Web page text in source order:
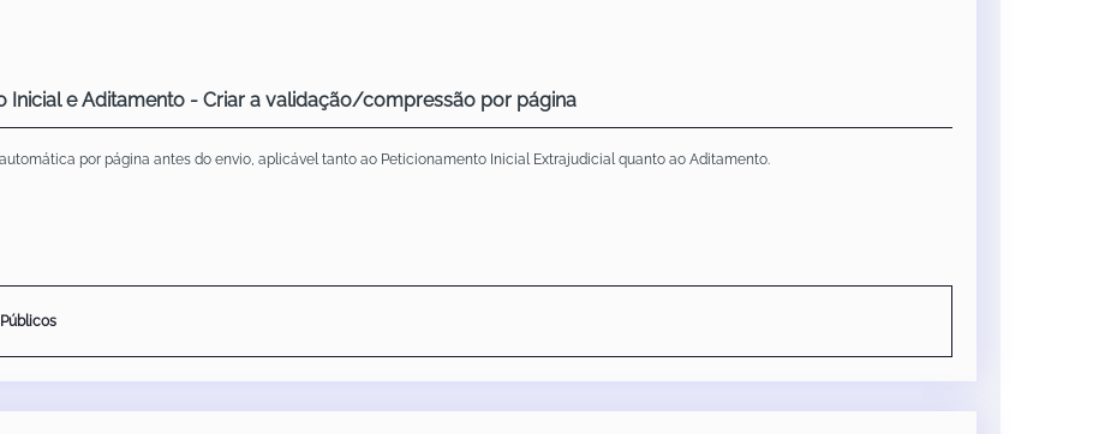
Inicial e Aditamento - Criar a validação/compressão por página
por página antes do envio, aplicável tanto ao Peticionamento Inicial Extrajudicial quanto ao Aditamento.